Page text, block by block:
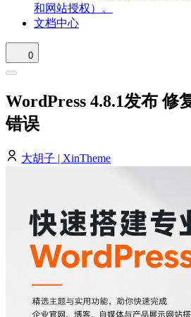
和网站授权）。
文档中心
0
WordPress 4.8.1发布 修
错误
大胡子 | XinTheme